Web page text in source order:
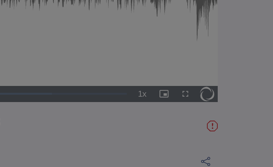
1xVitesse
de
Image
dans
Plein
écran